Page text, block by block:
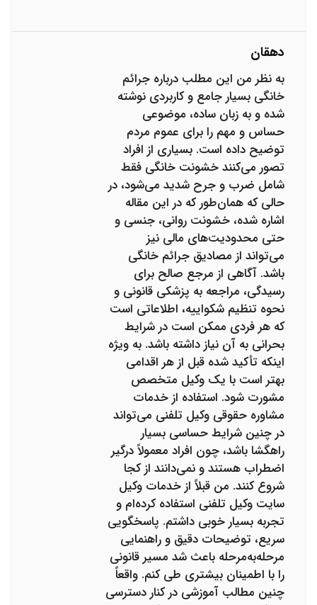
دهقان
به نظر من این مطلب درباره جرائم
خانگی بسیار جامع و کاربردی نوشته
شده و به زبان ساده، موضوعی
حساس و مهم را برای عموم مردم
توضیح داده است. بسیاری از افراد
تصور می‌کنند خشونت خانگی فقط
شامل ضرب و جرح شدید می‌شود، در
حالی که همان‌طور که در این مقاله
اشاره شده، خشونت روانی، جنسی و
حتی محدودیت‌های مالی نیز
می‌تواند از مصادیق جرائم خانگی
باشد. آگاهی از مرجع صالح برای
رسیدگی، مراجعه به پزشکی قانونی و
نحوه تنظیم شکواییه، اطلاعاتی است
که هر فردی ممکن است در شرایط
بحرانی به آن نیاز داشته باشد. به ویژه
اینکه تأکید شده قبل از هر اقدامی
بهتر است با یک وکیل متخصص
مشورت شود. استفاده از خدمات
مشاوره حقوقی وکیل تلفنی می‌تواند
در چنین شرایط حساسی بسیار
راهگشا باشد، چون افراد معمولاً درگیر
اضطراب هستند و نمی‌دانند از کجا
شروع کنند. من قبلاً از خدمات وکیل
سایت وکیل تلفنی استفاده کرده‌ام و
تجربه بسیار خوبی داشتم. پاسخگویی
سریع، توضیحات دقیق و راهنمایی
مرحله‌به‌مرحله باعث شد مسیر قانونی
را با اطمینان بیشتری طی کنم. واقعاً
چنین مطالب آموزشی در کنار دسترسی